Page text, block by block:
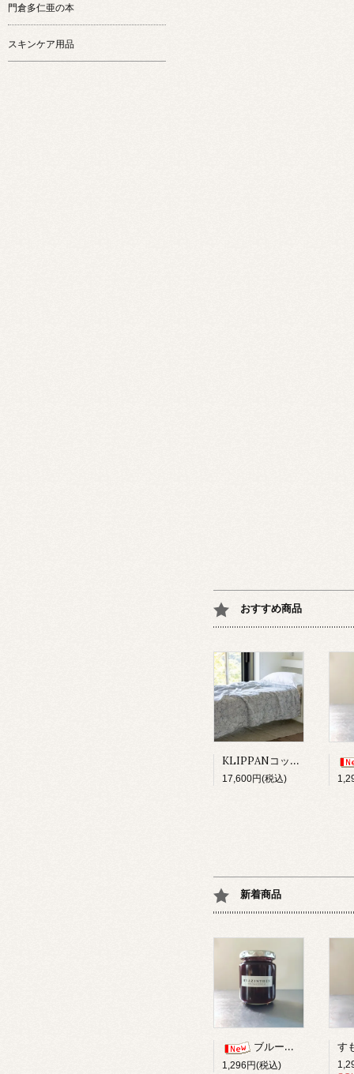
おすすめ商品
KLIPPANコットンスロー/サンフラワーブルー
17,600円(税込)
新着商品
ブルーベリー柚子ジャム
1,296円(税込)
門倉多仁亜の本
スキンケア用品